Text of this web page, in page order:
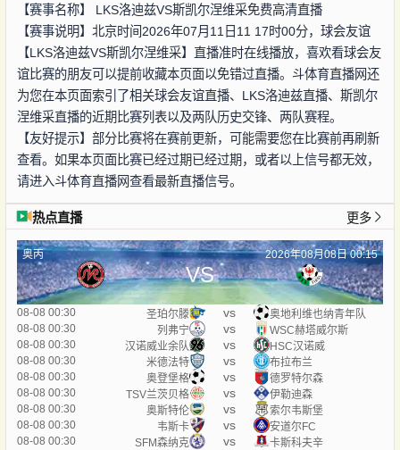
【赛事名称】 LKS洛迪兹VS斯凯尔涅维采免费高清直播
【赛事说明】北京时间2026年07月11日11 17时00分，球会友谊
【LKS洛迪兹VS斯凯尔涅维采】直播准时在线播放，喜欢看球会友
谊比赛的朋友可以提前收藏本页面以免错过直播。斗体育直播网还
为您在本页面索引了相关球会友谊直播、LKS洛迪兹直播、斯凯尔
涅维采直播的近期比赛列表以及两队历史交锋、两队赛程。
【友好提示】部分比赛将在赛前更新，可能需要您在比赛前再刷新
查看。如果本页面比赛已经过期已经过期，或者以上信号都无效，
请进入斗体育直播网查看最新直播信号。
热点直播 更多
奥丙 2026年08月08日 00:15
VS
08-08 00:30 圣珀尔滕 vs
奥地利维也纳青年队
08-08 00:30
列弗宁 vs
WSC赫塔威尔斯
08-08 00:30
汉诺威业余队 vs
HSC汉诺威
08-08 00:30
米德法特 vs
布拉布兰
08-08 00:30
奥登堡格 vs
德罗特尔森
08-08 00:30
TSV兰茨贝格 vs
伊勒迪森
08-08 00:30
奥斯特伦 vs
索尔韦斯堡
08-08 00:30
韦斯卡 vs
安道尔FC
08-08 00:30
SFM森纳克 vs 卡斯科夫辛